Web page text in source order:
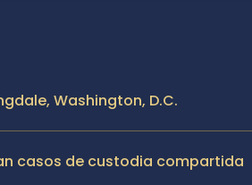
Washington, D.C.
casos de custodia compartida